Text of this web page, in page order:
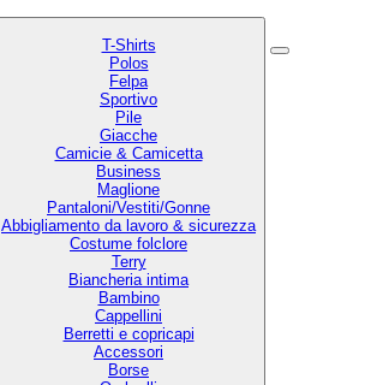
T-Shirts
Polos
Felpa
Sportivo
Pile
Giacche
Camicie & Camicetta
Business
Maglione
Pantaloni/Vestiti/Gonne
Abbigliamento da lavoro & sicurezza
Costume folclore
Terry
Biancheria intima
Bambino
Cappellini
Berretti e copricapi
Accessori
Borse